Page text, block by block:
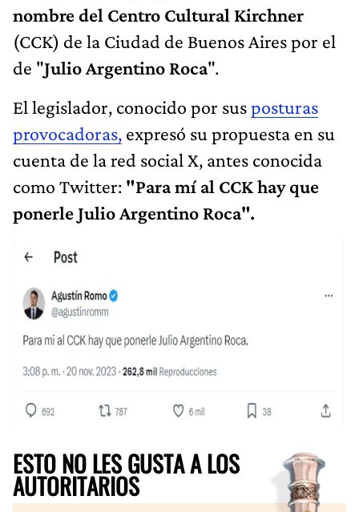
nombre del Centro Cultural Kirchner
(CCK) de la Ciudad de Buenos Aires por el
de "Julio Argentino Roca".
El legislador, conocido por susposturas
provocadoras, expresó su propuesta en su
cuenta de la red social X, antes conocida
como Twitter: "Para mí al CCK hay que
ponerle Julio Argentino Roca".
ESTO NO LES GUSTA A LOS
AUTORITARIOS